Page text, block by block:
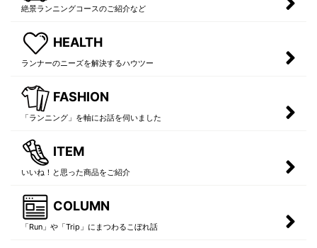
絶景ランニングコースのご紹介など
HEALTH
ランナーのニーズを解決するハウツー
FASHION
「ランニング」を軸にお話を伺いました
ITEM
いいね！と思った商品をご紹介
COLUMN
「Run」や「Trip」にまつわるこぼれ話